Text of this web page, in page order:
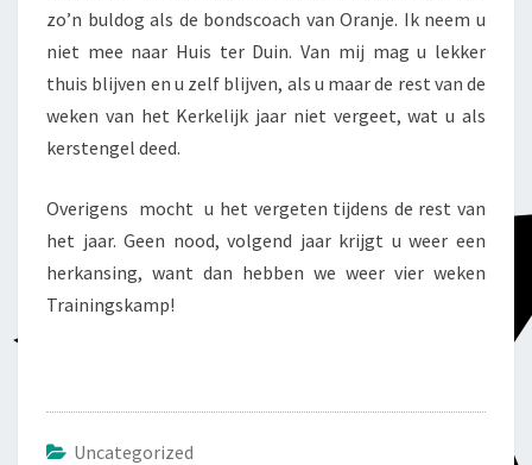
zo’n buldog als de bondscoach van Oranje. Ik neem u
niet mee naar Huis ter Duin. Van mij mag u lekker
thuis blijven en u zelf blijven, als u maar de rest van de
weken van het Kerkelijk jaar niet vergeet, wat u als
kerstengel deed.
Overigens mocht u het vergeten tijdens de rest van
het jaar. Geen nood, volgend jaar krijgt u weer een
herkansing, want dan hebben we weer vier weken
Trainingskamp!
Uncategorized